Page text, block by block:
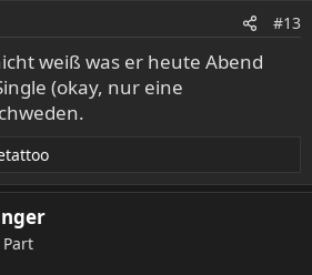
#13
weiß was er heute Abend
(okay, nur eine